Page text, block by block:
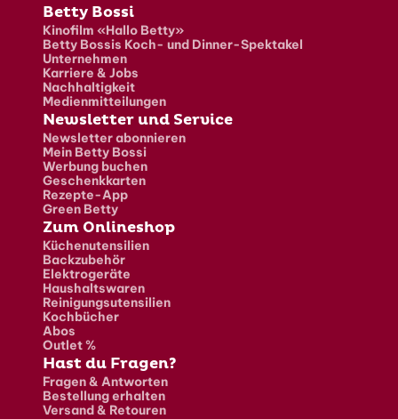
Fusszeile
Betty Bossi
Kinofilm «Hallo Betty»
Betty Bossis Koch- und Dinner-Spektakel
Unternehmen
Karriere & Jobs
Nachhaltigkeit
Medienmitteilungen
Newsletter und Service
Newsletter abonnieren
Mein Betty Bossi
Werbung buchen
Geschenkkarten
Rezepte-App
Green Betty
Zum Onlineshop
Küchenutensilien
Backzubehör
Elektrogeräte
Haushaltswaren
Reinigungsutensilien
Kochbücher
Abos
Outlet %
Hast du Fragen?
Fragen & Antworten
Bestellung erhalten
Versand & Retouren